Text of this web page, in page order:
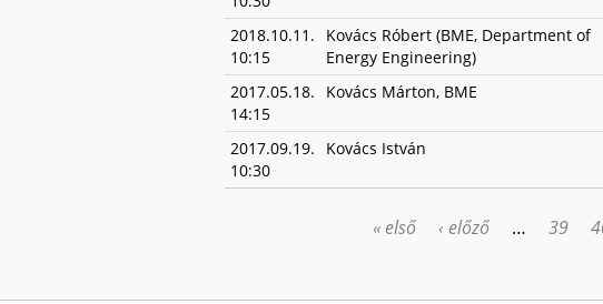
2018.10.11.
10:15
Kovács Róbert (BME, Department of
Energy Engineering)
2017.05.18.
14:15
Kovács Márton, BME
2017.09.19.
10:30
Kovács István
« első ‹ előző … 39